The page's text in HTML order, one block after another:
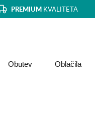
PREMIUM KVALITETA
Obutev Oblačila